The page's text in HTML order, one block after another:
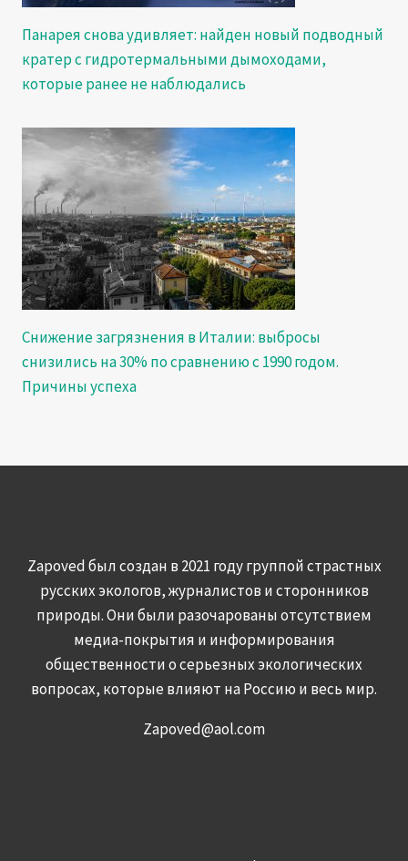
Панарея снова удивляет: найден новый подводный
кратер с гидротермальными дымоходами,
которые ранее не наблюдались
Снижение загрязнения в Италии: выбросы
снизились на 30% по сравнению с 1990 годом.
Причины успеха
Zapoved был создан в 2021 году группой страстных
русских экологов, журналистов и сторонников
природы. Они были разочарованы отсутствием
медиа-покрытия и информирования
общественности о серьезных экологических
вопросах, которые влияют на Россию и весь мир.
Zapoved@aol.com